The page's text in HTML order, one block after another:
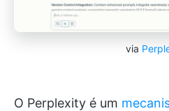
via
O Perplexity é um